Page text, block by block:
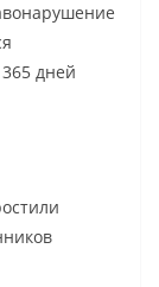
дней